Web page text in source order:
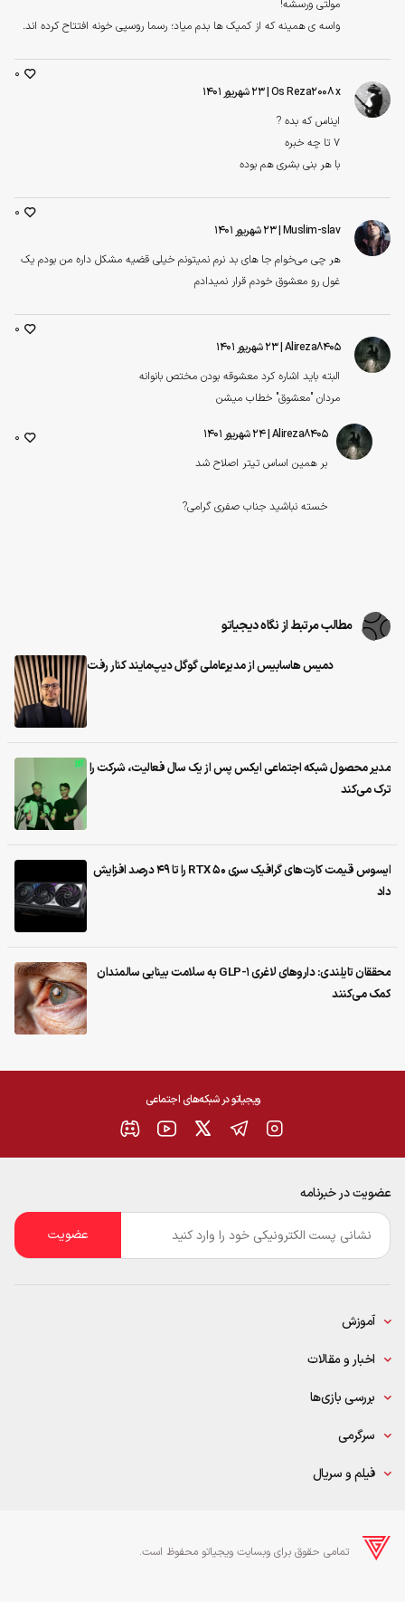
مولتی ورسشه!
واسه ی همینه که از کمیک ها بدم میاد؛ رسما روسپی خونه افتتاح کرده اند.
Os Reza2008 x| ۲۳ شهریور ۱۴۰۱
ایناس که بده ?
7 تا چه خبره
با هر بنی بشری هم بوده
0
Muslim-slav| ۲۳ شهریور ۱۴۰۱
هر چی می‌خوام جا های بد نرم نمیتونم خیلی قضیه مشکل داره من بودم یک
غول رو معشوق خودم قرار نمیدادم
0
Alireza8405| ۲۳ شهریور ۱۴۰۱
البته باید اشاره کرد معشوقه بودن مختص بانوانه
مردان "معشوق" خطاب میشن
0
Alireza8405| ۲۴ شهریور ۱۴۰۱
بر همین اساس تیتر اصلاح شد
خسته نباشید جناب صفری گرامی?
0
مطالب مرتبط از نگاه دیجیاتو
دمیس هاسابیس از مدیرعاملی گوگل دیپ‌مایند کنار رفت
مدیر محصول شبکه اجتماعی ایکس پس از یک سال فعالیت، شرکت را
ترک می‌کند
ایسوس قیمت کارت‌های گرافیک سری RTX 50 را تا ۴۹ درصد افزایش
داد
محققان تایلندی: داروهای لاغری GLP-1 به سلامت بینایی سالمندان
کمک می‌کنند
ویجیاتو در شبکه‌های اجتماعی
عضویت در خبرنامه
ایمیل
آموزش
اخبار و مقالات
بررسی بازی‌ها
سرگرمی
فیلم و سریال
تمامی حقوق برای وبسایت ویجیاتو محفوظ است.